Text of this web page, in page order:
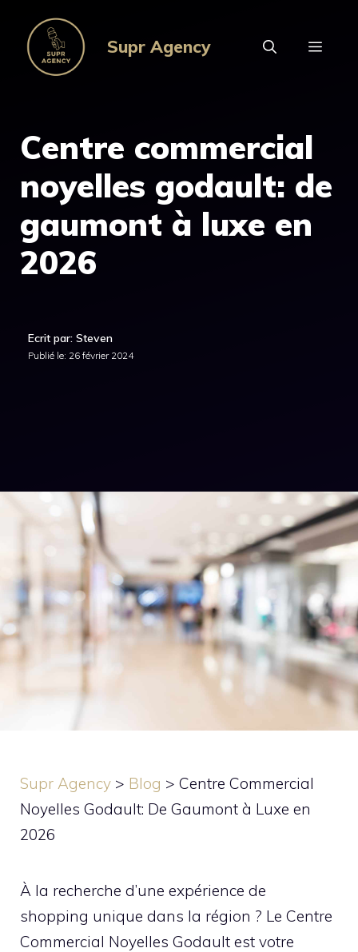
contenu
Supr Agency
Centre commercial
noyelles godault: de
gaumont à luxe en
2026
Ecrit par: Steven
Publié le: 26 février 2024
Supr Agency > Blog > Centre Commercial
Noyelles Godault: De Gaumont à Luxe en
2026
À la recherche d’une expérience de
shopping unique dans la région ? Le Centre
Commercial Noyelles Godault est votre